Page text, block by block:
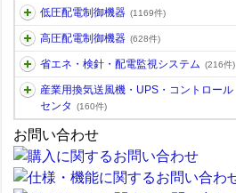
低圧配電制御機器 (1169件)
高圧配電制御機器 (628件)
省エネ・検針・配電監視システム (216件)
産業用換気送風機・UPS・コントロール
センタ
(160件)
お問い合わせ